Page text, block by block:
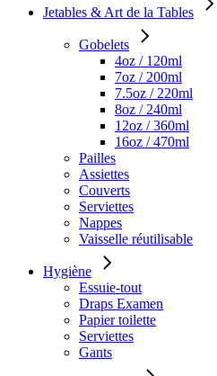
Jetables & Art de la Tables
Gobelets
4oz / 120ml
7oz / 200ml
7.5oz / 220ml
8oz / 240ml
12oz / 360ml
16oz / 470ml
Pailles
Assiettes
Couverts
Serviettes
Nappes
Vaisselle réutilisable
Hygiène
Essuie-tout
Draps Examen
Papier toilette
Serviettes
Gants